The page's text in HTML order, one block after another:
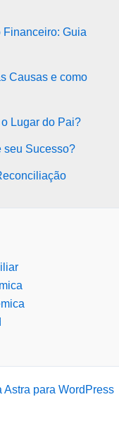
Financeiro: Guia
Causas e como
Lugar do Pai?
seu Sucesso?
Astra para WordPress